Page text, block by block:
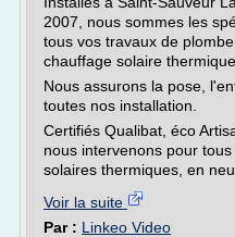
2007, nous sommes les
tous vos travaux de
chauffage solaire thermique.
Nous assurons la pose,
toutes nos installation.
Certifiés Qualibat, éco
nous intervenons pour
solaires thermiques, en
Voir la suite
Par : Linkeo Video